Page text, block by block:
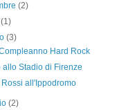
(2)
(1)
(3)
Hard Rock
allo Stadio di Firenze
Rossi all'Ippodromo
(2)